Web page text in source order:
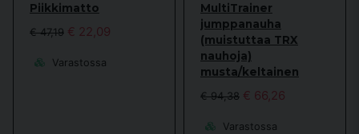
Piikkimatto
€ 47,19 € 22,09
Varastossa
MultiTrainer
jumppanauha
(muistuttaa TRX
nauhoja)
musta/keltainen
€ 94,38 € 66,26
Varastossa